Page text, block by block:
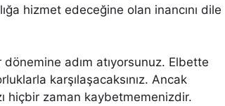
hizmet edeceğine olan inancını dile
dönemine adım atıyorsunuz. Elbette
karşılaşacaksınız. Ancak
hiçbir zaman kaybetmemenizdir.